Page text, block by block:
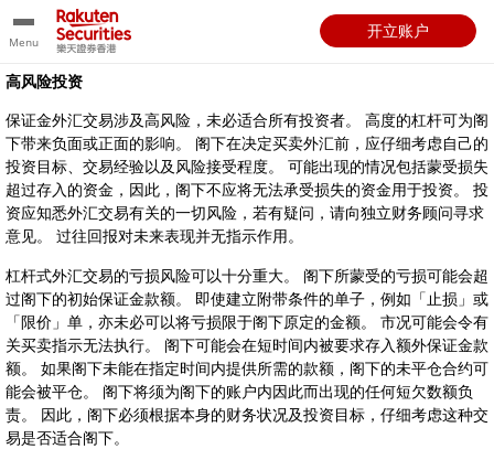
Menu
开立账户
高风险投资
保证金外汇交易涉及高风险，未必适合所有投资者。 高度的杠杆可为阁
下带来负面或正面的影响。 阁下在决定买卖外汇前，应仔细考虑自己的
投资目标、交易经验以及风险接受程度。 可能出现的情况包括蒙受损失
超过存入的资金，因此，阁下不应将无法承受损失的资金用于投资。 投
资应知悉外汇交易有关的一切风险，若有疑问，请向独立财务顾问寻求
意见。 过往回报对未来表现并无指示作用。
杠杆式外汇交易的亏损风险可以十分重大。 阁下所蒙受的亏损可能会超
过阁下的初始保证金款额。 即使建立附带条件的单子，例如「止损」或
「限价」单，亦未必可以将亏损限于阁下原定的金额。 市况可能会令有
关买卖指示无法执行。 阁下可能会在短时间内被要求存入额外保证金款
额。 如果阁下未能在指定时间内提供所需的款额，阁下的未平仓合约可
能会被平仓。 阁下将须为阁下的账户内因此而出现的任何短欠数额负
责。 因此，阁下必须根据本身的财务状况及投资目标，仔细考虑这种交
易是否适合阁下。